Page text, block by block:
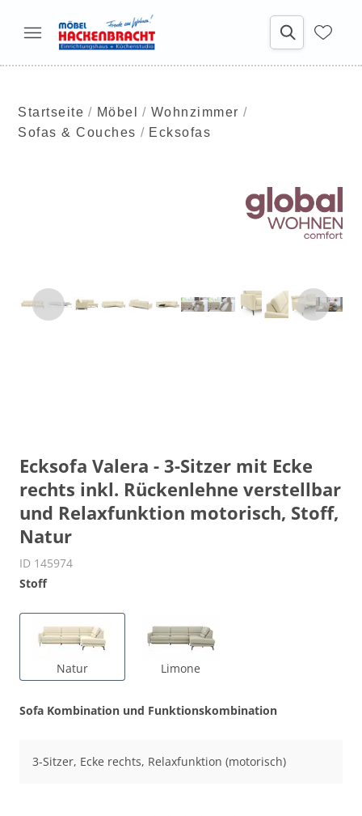
Startseite Möbel
Wohnzimmer
Sofas & Couches
Ecksofas
Ecksofa Valera - 3-Sitzer mit Ecke
rechts inkl. Rückenlehne verstellbar
und Relaxfunktion motorisch, Stoff,
Natur
ID 145974
Stoff
Natur Limone
Sofa Kombination und Funktionskombination
3-Sitzer, Ecke rechts, Relaxfunktion (motorisch)